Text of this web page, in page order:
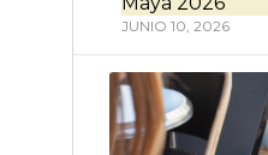
JUNIO 10, 2026